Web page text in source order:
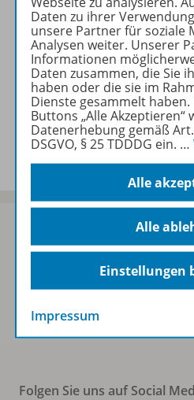
Informationen
Weitere Inhalte der
Spar-Pakete
Sofort profitieren
Zum Newsletter
Folgen Sie uns auf Social
Daten zu ihrer
unsere Partner für soziale
Analysen weiter. Unserer
Informationen
Daten zusammen, die Sie
haben oder die sie im
Dienste gesammelt
Buttons „Alle Akzeptieren“
Datenerhebung gemäß Art.
DSGVO, § 25 TDDDG ein. …
Alle
Alle
Einstellungen
Impressum